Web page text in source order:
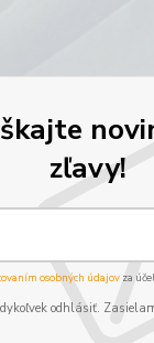
zľavy!
osobných údajov za
odhlásiť.